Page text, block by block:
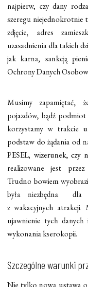
najpierw, czy dany
szeregu niejednokrotnie
zdjęcie, adres
uzasadnienia dla takich
jak karna, sankcją
Ochrony Danych
Musimy zapamiętać,
pojazdów, bądź
korzystamy w trakcie
podstaw do żądania od
PESEL, wizerunek, czy
realizowane jest
Trudno bowiem
była niezbędna dla
z wakacyjnych
ujawnienie tych
wykonania kserokopii.
Szczególne warunki
Nie tylko nowa ustawa